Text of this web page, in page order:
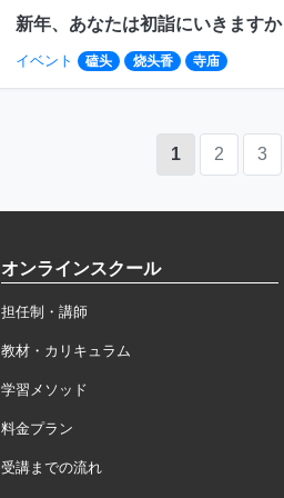
新年、あなたは初詣にいきますか
イベント 磕头 烧头香 寺庙
1 2 3
オンラインスクール
担任制・講師
教材・カリキュラム
学習メソッド
料金プラン
受講までの流れ